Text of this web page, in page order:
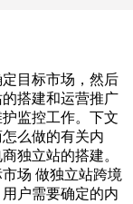
目标市场，然后
搭建和运营推广
监控工作。下文
么做的有关内
独立站的搭建。
场 做独立站跨境
户需要确定的内